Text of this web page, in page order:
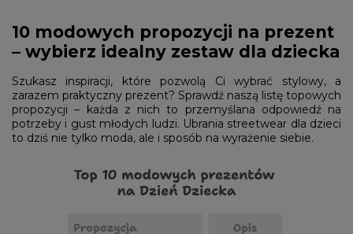
10 modowych propozycji na prezent
– wybierz idealny zestaw dla dziecka
Szukasz inspiracji, które pozwolą Ci wybrać stylowy, a
zarazem praktyczny prezent? Sprawdź naszą listę topowych
propozycji – każda z nich to przemyślana odpowiedź na
potrzeby i gust młodych ludzi. Ubrania streetwear dla dzieci
to dziś nie tylko moda, ale i sposób na wyrażenie siebie.